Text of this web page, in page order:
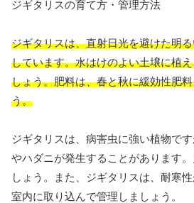
ジギタリスの育て方・管理方法
ジギタリスは、直射日光を避けた明
しています。水はけのよい土壌に植
しょう。肥料は、春と秋に緩効性肥
う。
ジギタリスは、病害虫に強い植物で
やハダニが発生することがあります
しょう。また、ジギタリスは、耐寒
室内に取り込んで管理しましょう。